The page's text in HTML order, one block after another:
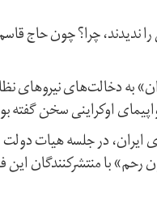
ندیدند، چرا؟ چون حاج‌
به دخالت‌های
اوکراینی سخن گفته
در جلسه هیات
رحم» با منتشرکنندگان